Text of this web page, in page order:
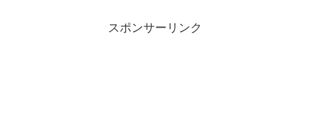
スポンサーリンク